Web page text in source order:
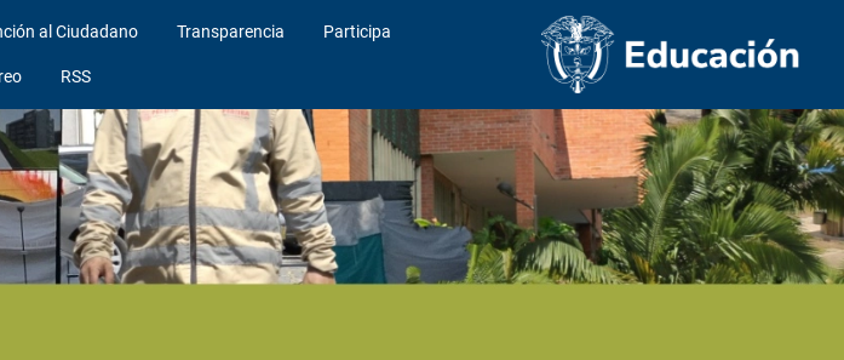
al Ciudadano Transparencia Participa
RSS